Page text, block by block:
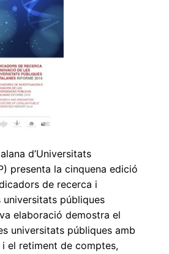
d’Universitats
presenta la cinquena edició
de recerca i
universitats públiques
elaboració demostra el
universitats públiques amb
el retiment de comptes,